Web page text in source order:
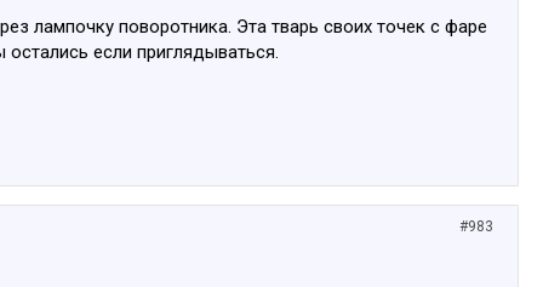
лампочку поворотника. Эта тварь своих точек с фаре
если приглядываться.
#983